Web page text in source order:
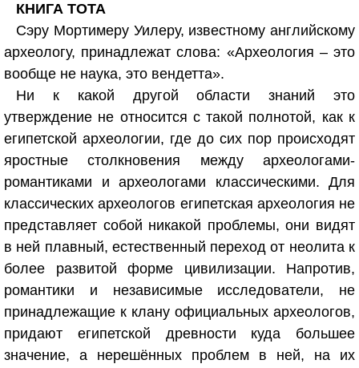
КНИГА ТОТА
Сэру Мортимеру Уилеру, известному английскому
археологу, принадлежат слова: «Археология – это
вообще не наука, это вендетта».
Ни к какой другой области знаний это
утверждение не относится с такой полнотой, как к
египетской археологии, где до сих пор происходят
яростные столкновения между археологами-
романтиками и археологами классическими. Для
классических археологов египетская археология не
представляет собой никакой проблемы, они видят
в ней плавный, естественный переход от неолита к
более развитой форме цивилизации. Напротив,
романтики и независимые исследователи, не
принадлежащие к клану официальных археологов,
придают египетской древности куда большее
значение, а нерешённых проблем в ней, на их